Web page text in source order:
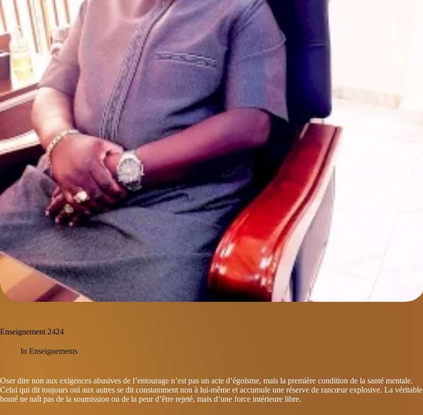
Enseignement 2424
In Enseignements
Oser dire non aux exigences abusives de l’entourage n’est pas un acte d’égoïsme, mais la première condition de la santé mentale.
Celui qui dit toujours oui aux autres se dit constamment non à lui-même et accumule une réserve de rancœur explosive. La véritable
bonté ne naît pas de la soumission ou de la peur d’être rejeté, mais d’une force intérieure libre.